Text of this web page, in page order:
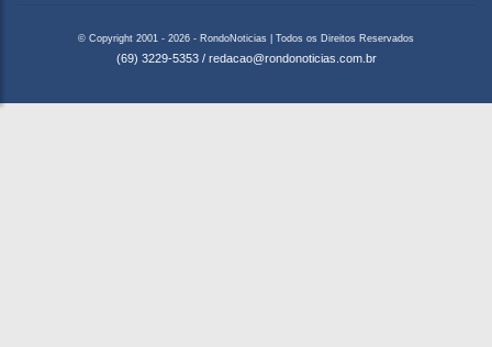
© Copyright 2001 - 2026 - RondoNoticias | Todos os Direitos Reservados
(69) 3229-5353 / redacao@rondonoticias.com.br